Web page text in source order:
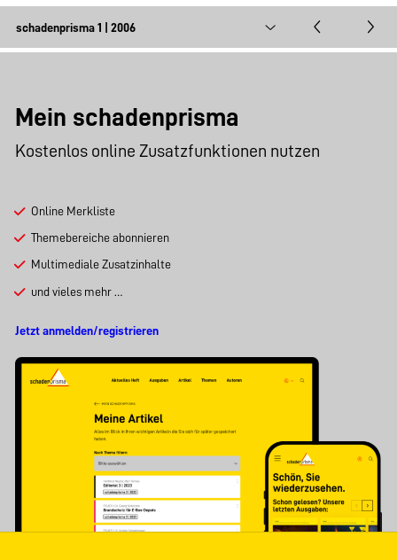
Mein schadenprisma
Kostenlos online Zusatzfunktionen nutzen
Online Merkliste
Themebereiche abonnieren
Multimediale Zusatzinhalte
und vieles mehr …
Jetzt anmelden/registrieren